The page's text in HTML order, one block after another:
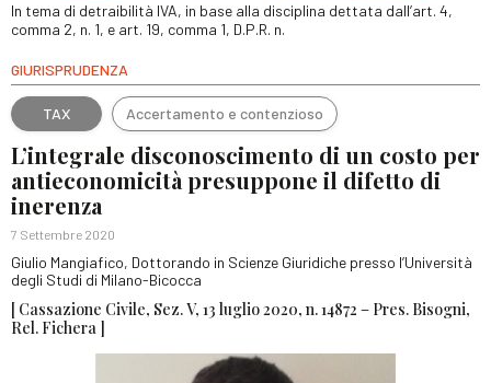
In tema di detraibilità IVA, in base alla disciplina dettata dall’art. 4,
comma 2, n. 1, e art. 19, comma 1, D.P.R. n.
GIURISPRUDENZA
TAX Accertamento e contenzioso
L’integrale disconoscimento di un costo per
antieconomicità presuppone il difetto di
inerenza
7 Settembre 2020
Giulio Mangiafico, Dottorando in Scienze Giuridiche presso l’Università
degli Studi di Milano-Bicocca
[ Cassazione Civile, Sez. V, 13 luglio 2020, n. 14872 – Pres. Bisogni,
Rel. Fichera ]